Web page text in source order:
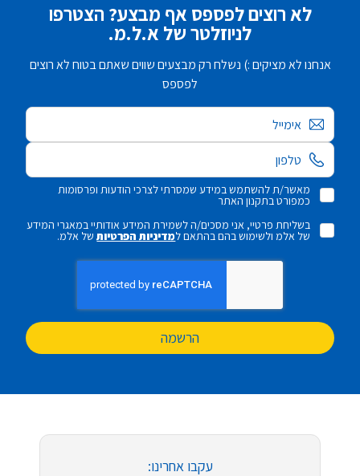
לא רוצים לפספס אף מבצע? הצטרפו
לניוזלטר של א.ל.מ.
אנחנו לא מציקים :) נשלח רק מבצעים שווים שאתם בטוח לא רוצים
לפספס
אימייל
מאשר/ת להשתמש במידע שמסרתי לצרכי הודעות ופרסומות
כמפורט בתקנון האתר
בשליחת פרטיי, אני מסכים/ה לשמירת המידע אודותיי במאגרי המידע
של אלמ ולשימוש בהם בהתאם למדיניות הפרטיותשל אלמ.
הרשמה
עקבו אחרינו: